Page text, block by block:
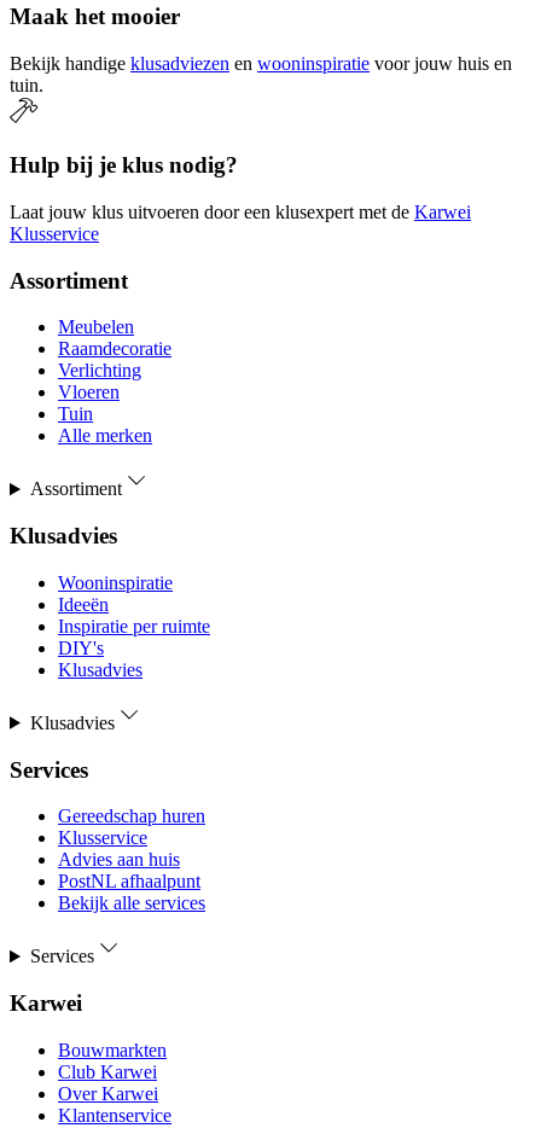
Maak het mooier
Bekijk handige klusadviezen en wooninspiratie voor jouw huis en
tuin.
Hulp bij je klus nodig?
Laat jouw klus uitvoeren door een klusexpert met de Karwei
Klusservice
Assortiment
Meubelen
Raamdecoratie
Verlichting
Vloeren
Tuin
Alle merken
Assortiment
Klusadvies
Wooninspiratie
Ideeën
Inspiratie per ruimte
DIY's
Klusadvies
Klusadvies
Services
Gereedschap huren
Klusservice
Advies aan huis
PostNL afhaalpunt
Bekijk alle services
Services
Karwei
Bouwmarkten
Club Karwei
Over Karwei
Klantenservice